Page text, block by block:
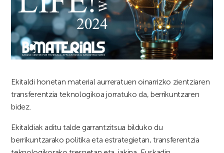
Ekitaldi honetan material aurreratuen oinarrizko zientziaren
transferentzia teknologikoa jorratuko da, berrikuntzaren
bidez.
Ekitaldiak aditu talde garrantzitsua bilduko du
berrikuntzarako politika eta estrategietan, transferentzia